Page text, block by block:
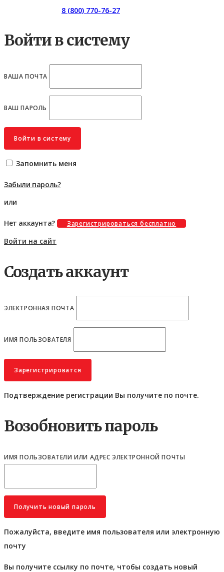
8 (800) 770-76-27
Войти в систему
ВАША ПОЧТА
ВАШ ПАРОЛЬ
Войти в систему
Запомнить меня
Забыли пароль?
или
Нет аккаунта? Зарегистрироваться бесплатно
Войти на сайт
Создать аккаунт
ЭЛЕКТРОННАЯ ПОЧТА
ИМЯ ПОЛЬЗОВАТЕЛЯ
Подтверждение регистрации Вы получите по почте.
Возобновить пароль
ИМЯ ПОЛЬЗОВАТЕЛИ ИЛИ АДРЕС ЭЛЕКТРОННОЙ ПОЧТЫ
Пожалуйста, введите имя пользователя или электронную
почту
Вы получите ссылку по почте, чтобы создать новый